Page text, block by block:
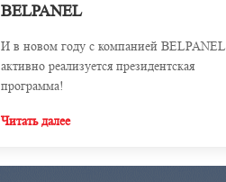
BELPANEL
И в новом году с компанией BELPANEL
активно реализуется президентская
программа!
Читать далее